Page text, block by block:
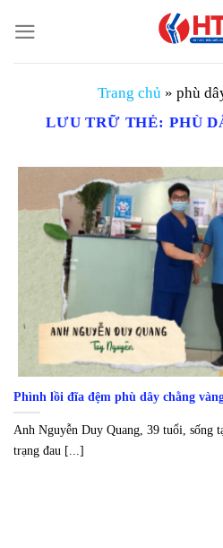
đến
nội
Trang chủ » phù
LƯU TRỮ THẺ: PHÙ
Phình lồi đĩa đệm phù dây chằng
Anh Nguyễn Duy Quang, 39 tuổi, sống
trạng đau [...]